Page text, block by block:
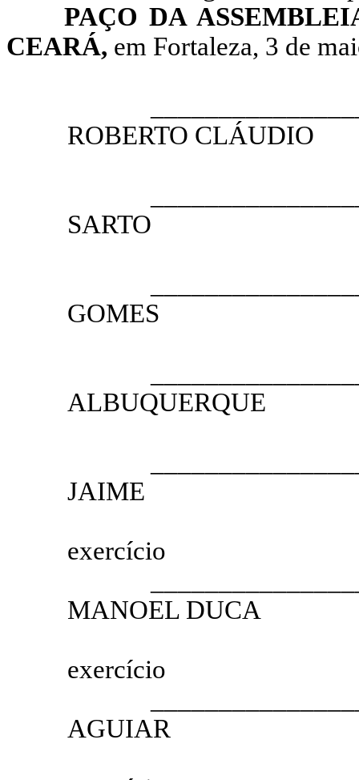
PAÇO DA
CEARÁ, em Fortaleza, 3 de
ROBERTO CLÁUDIO
SARTO
GOMES
ALBUQUERQUE
JAIME
exercício
MANOEL DUCA
exercício
AGUIAR